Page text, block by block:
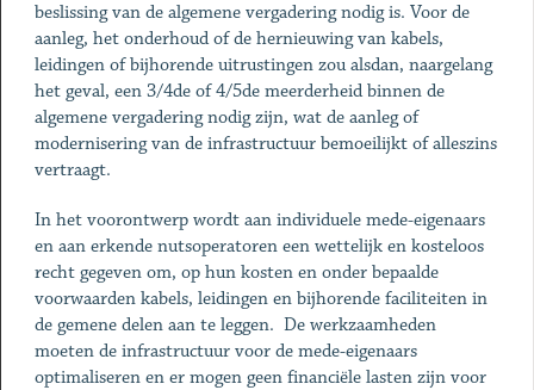
beslissing van de algemene vergadering nodig is. Voor de
aanleg, het onderhoud of de hernieuwing van kabels,
leidingen of bijhorende uitrustingen zou alsdan, naargelang
het geval, een 3/4de of 4/5de meerderheid binnen de
algemene vergadering nodig zijn, wat de aanleg of
modernisering van de infrastructuur bemoeilijkt of alleszins
vertraagt.
In het voorontwerp wordt aan individuele mede-eigenaars
en aan erkende nutsoperatoren een wettelijk en kosteloos
recht gegeven om, op hun kosten en onder bepaalde
voorwaarden kabels, leidingen en bijhorende faciliteiten in
de gemene delen aan te leggen. De werkzaamheden
moeten de infrastructuur voor de mede-eigenaars
optimaliseren en er mogen geen financiële lasten zijn voor